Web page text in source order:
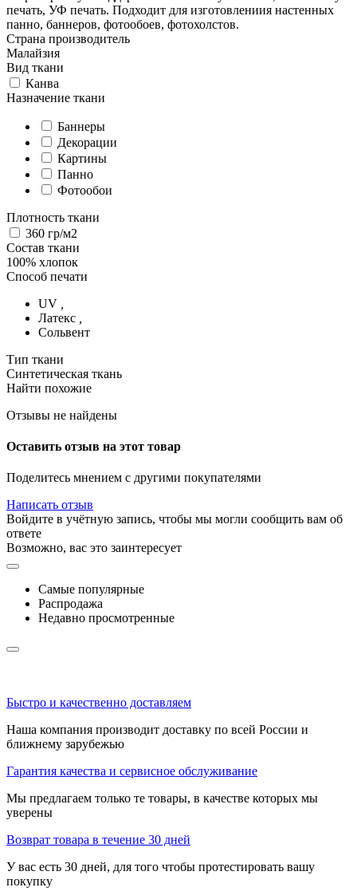
печать, УФ печать. Подходит для изготовлениия настенных
панно, баннеров, фотообоев, фотохолстов.
Страна производитель
Малайзия
Вид ткани
Канва
Назначение ткани
Баннеры
Декорации
Картины
Панно
Фотообои
Плотность ткани
360 гр/м2
Состав ткани
100% хлопок
Способ печати
UV
Латекс
Сольвент
Тип ткани
Синтетическая ткань
Найти похожие
Отзывы не найдены
Оставить отзыв на этот товар
Поделитесь мнением с другими покупателями
Написать отзыв
Войдите в учётную запись, чтобы мы могли сообщить вам об
ответе
Возможно, вас это заинтересует
Самые популярные
Распродажа
Недавно просмотренные
Быстро и качественно доставляем
Наша компания производит доставку по всей России и
ближнему зарубежью
Гарантия качества и сервисное обслуживание
Мы предлагаем только те товары, в качестве которых мы
уверены
Возврат товара в течение 30 дней
У вас есть 30 дней, для того чтобы протестировать вашу
покупку